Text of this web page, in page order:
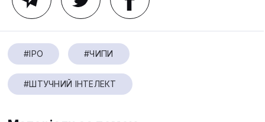
#IPO #ЧИПИ
#ШТУЧНИЙ ІНТЕЛЕКТ